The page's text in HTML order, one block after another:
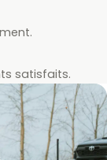
satisfaits.